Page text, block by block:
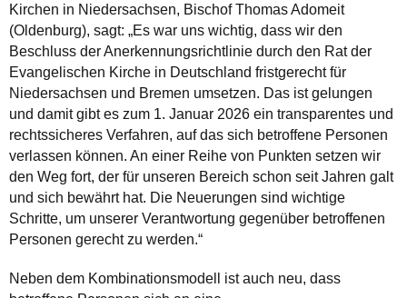
Kirchen in Niedersachsen, Bischof Thomas Adomeit
(Oldenburg), sagt: „Es war uns wichtig, dass wir den
Beschluss der Anerkennungsrichtlinie durch den Rat der
Evangelischen Kirche in Deutschland fristgerecht für
Niedersachsen und Bremen umsetzen. Das ist gelungen
und damit gibt es zum 1. Januar 2026 ein transparentes und
rechtssicheres Verfahren, auf das sich betroffene Personen
verlassen können. An einer Reihe von Punkten setzen wir
den Weg fort, der für unseren Bereich schon seit Jahren galt
und sich bewährt hat. Die Neuerungen sind wichtige
Schritte, um unserer Verantwortung gegenüber betroffenen
Personen gerecht zu werden.“
Neben dem Kombinationsmodell ist auch neu, dass